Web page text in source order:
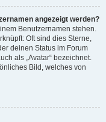
angezeigt werden?
Benutzernamen stehen.
Oft sind dies Sterne,
deinen Status im Forum
als „Avatar“ bezeichnet.
Bild, welches von